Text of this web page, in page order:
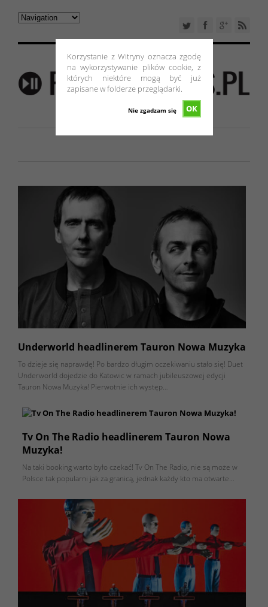
Korzystanie z Witryny oznacza zgodę
na wykorzystywanie plików cookie, z
których niektóre mogą być już
zapisane w folderze przeglądarki.
OK
Nie zgadzam się
Underworld headlinerem Tauron Nowa Muzyka
To dzieje się naprawdę! Po bardzo długim oczekiwaniu stało się! Duet
Underworld dojedzie do Katowic w ramach jubileuszowej edycji
Tauron Nowa Muzyka! Pierwotnie ich występ…
Tv On The Radio headlinerem Tauron Nowa
Muzyka!
Na taki booking warto było czekać! Tv On The Radio, nie są może w
Polsce tak popularni jak za granicą, jednak każdy kto ma otwarte…